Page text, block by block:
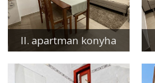
II. apartman konyha